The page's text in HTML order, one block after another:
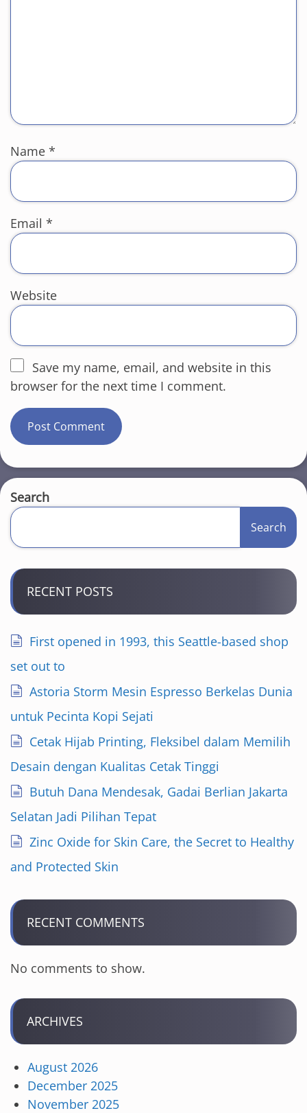
Name *
Email *
Website
Save my name, email, and website in this
browser for the next time I comment.
Search
Search
RECENT POSTS
First opened in 1993, this Seattle-based shop
set out to
Astoria Storm Mesin Espresso Berkelas Dunia
untuk Pecinta Kopi Sejati
Cetak Hijab Printing, Fleksibel dalam Memilih
Desain dengan Kualitas Cetak Tinggi
Butuh Dana Mendesak, Gadai Berlian Jakarta
Selatan Jadi Pilihan Tepat
Zinc Oxide for Skin Care, the Secret to Healthy
and Protected Skin
RECENT COMMENTS
No comments to show.
ARCHIVES
August 2026
December 2025
November 2025